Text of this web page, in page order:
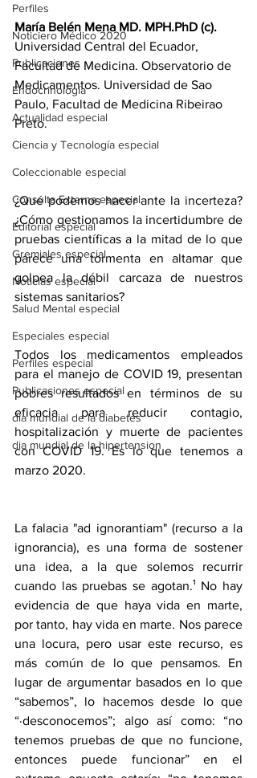
Perfiles
Noticiero Médico 2020
Publicaciones
Endocrinología
Actualidad especial
Ciencia y Tecnología especial
Coleccionable especial
Consulta Externa especial
Editorial especial
Gremiales especial
Noticias especial
Salud Mental especial
Especiales especial
Perfiles especial
Publicaciones especial
dia mundial de la diabetes
dia mundial de la hipertension
María Belén Mena MD. MPH.PhD (c).
Universidad Central del Ecuador,
Facultad de Medicina. Observatorio de
Medicamentos. Universidad de Sao
Paulo, Facultad de Medicina Ribeirao
Preto.
¿Qué podemos hacer ante la incerteza?
¿Cómo gestionamos la incertidumbre de
pruebas científicas a la mitad de lo que
parece una tormenta en altamar que
golpea la débil carcaza de nuestros
sistemas sanitarios?
Todos los medicamentos empleados
para el manejo de COVID 19, presentan
pobres resultados en términos de su
eficacia para reducir contagio,
hospitalización y muerte de pacientes
con COVID 19. Es lo que tenemos a
marzo 2020.
La falacia "ad ignorantiam" (recurso a la
ignorancia), es una forma de sostener
una idea, a la que solemos recurrir
cuando las pruebas se agotan.¹ No hay
evidencia de que haya vida en marte,
por tanto, hay vida en marte. Nos parece
una locura, pero usar este recurso, es
más común de lo que pensamos. En
lugar de argumentar basados en lo que
“sabemos”, lo hacemos desde lo que
“·desconocemos”; algo así como: “no
tenemos pruebas de que no funcione,
entonces puede funcionar” en el